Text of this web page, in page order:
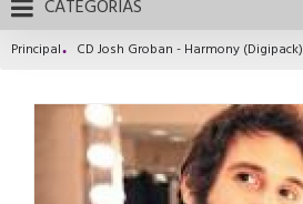
CATEGORIAS
Principal CD Josh Groban - Harmony (Digipack)